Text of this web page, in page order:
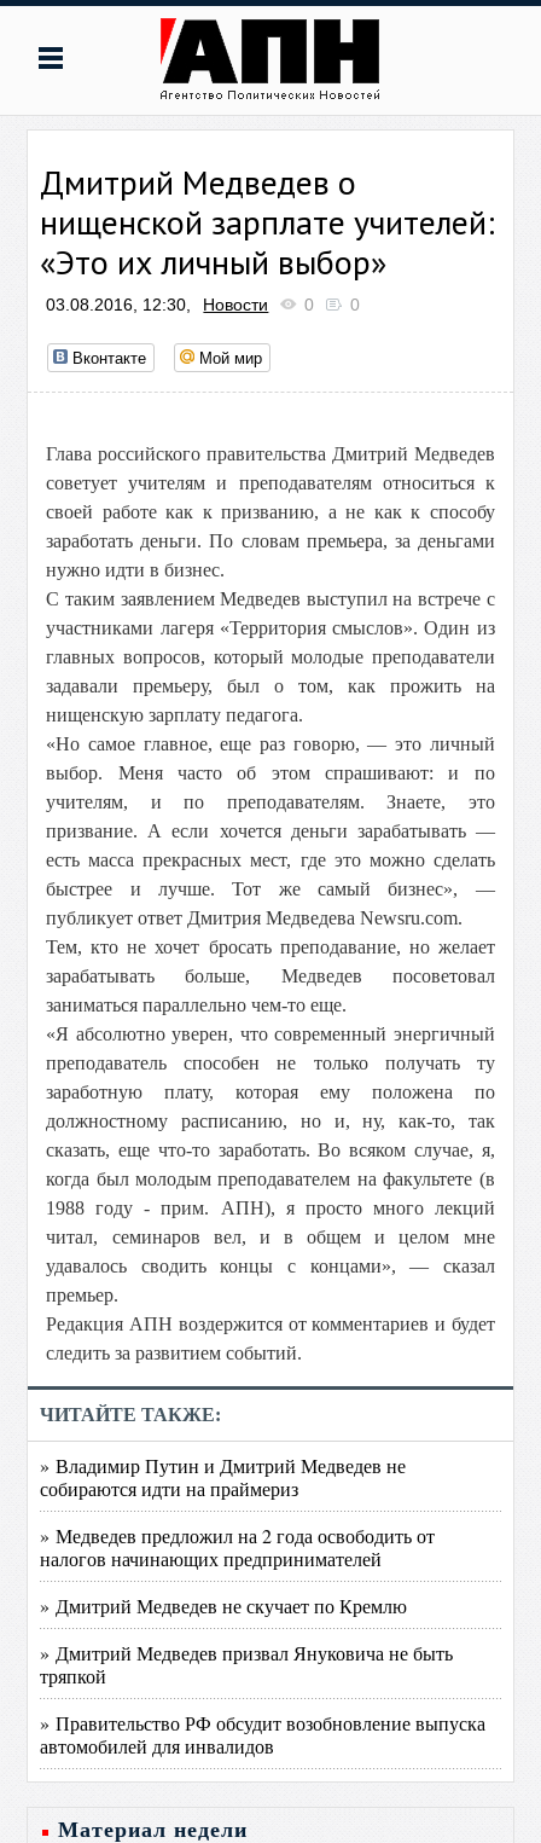
Дмитрий Медведев о
нищенской зарплате учителей:
«Это их личный выбор»
03.08.2016, 12:30, Новости 0 0
Вконтакте Мой мир
Глава российского правительства Дмитрий Медведев
советует учителям и преподавателям относиться к
своей работе как к призванию, а не как к способу
заработать деньги. По словам премьера, за деньгами
нужно идти в бизнес.
С таким заявлением Медведев выступил на встрече с
участниками лагеря «Территория смыслов». Один из
главных вопросов, который молодые преподаватели
задавали премьеру, был о том, как прожить на
нищенскую зарплату педагога.
«Но самое главное, еще раз говорю, — это личный
выбор. Меня часто об этом спрашивают: и по
учителям, и по преподавателям. Знаете, это
призвание. А если хочется деньги зарабатывать —
есть масса прекрасных мест, где это можно сделать
быстрее и лучше. Тот же самый бизнес», —
публикует ответ Дмитрия Медведева Newsru.com.
Тем, кто не хочет бросать преподавание, но желает
зарабатывать больше, Медведев посоветовал
заниматься параллельно чем-то еще.
«Я абсолютно уверен, что современный энергичный
преподаватель способен не только получать ту
заработную плату, которая ему положена по
должностному расписанию, но и, ну, как-то, так
сказать, еще что-то заработать. Во всяком случае, я,
когда был молодым преподавателем на факультете (в
1988 году - прим. АПН), я просто много лекций
читал, семинаров вел, и в общем и целом мне
удавалось сводить концы с концами», — сказал
премьер.
Редакция АПН воздержится от комментариев и будет
следить за развитием событий.
ЧИТАЙТЕ ТАКЖЕ:
» Владимир Путин и Дмитрий Медведев не
собираются идти на праймериз
» Медведев предложил на 2 года освободить от
налогов начинающих предпринимателей
» Дмитрий Медведев не скучает по Кремлю
» Дмитрий Медведев призвал Януковича не быть
тряпкой
» Правительство РФ обсудит возобновление выпуска
автомобилей для инвалидов
Материал недели